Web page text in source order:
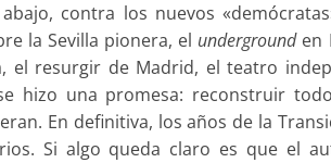
abajo, contra los nuevos
la Sevilla pionera, el undergrounden
el resurgir de Madrid, el teatro
hizo una promesa: reconstruir
En definitiva, los años de la
Si algo queda claro es que el